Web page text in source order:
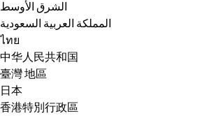
الشرق الأوسط
المملكة العربية السعودية
ไทย
中华人民共和国
臺灣 地區
日本
香港特別行政區